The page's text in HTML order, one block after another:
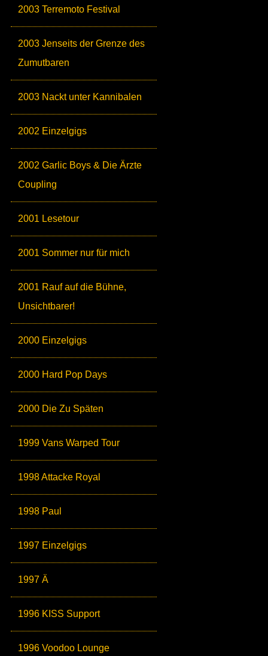
2003 Terremoto Festival
2003 Jenseits der Grenze des
Zumutbaren
2003 Nackt unter Kannibalen
2002 Einzelgigs
2002 Garlic Boys & Die Ärzte
Coupling
2001 Lesetour
2001 Sommer nur für mich
2001 Rauf auf die Bühne,
Unsichtbarer!
2000 Einzelgigs
2000 Hard Pop Days
2000 Die Zu Späten
1999 Vans Warped Tour
1998 Attacke Royal
1998 Paul
1997 Einzelgigs
1997 Ä
1996 KISS Support
1996 Voodoo Lounge